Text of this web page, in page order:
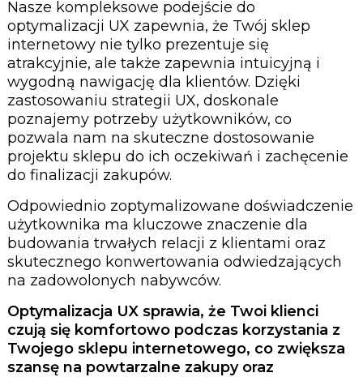
Nasze kompleksowe podejście do
optymalizacji UX zapewnia, że Twój sklep
internetowy nie tylko prezentuje się
atrakcyjnie, ale także zapewnia intuicyjną i
wygodną nawigację dla klientów. Dzięki
zastosowaniu strategii UX, doskonale
poznajemy potrzeby użytkowników, co
pozwala nam na skuteczne dostosowanie
projektu sklepu do ich oczekiwań i zachęcenie
do finalizacji zakupów.
Odpowiednio zoptymalizowane doświadczenie
użytkownika ma kluczowe znaczenie dla
budowania trwałych relacji z klientami oraz
skutecznego konwertowania odwiedzających
na zadowolonych nabywców.
Optymalizacja UX sprawia, że Twoi klienci
czują się komfortowo podczas korzystania z
Twojego sklepu internetowego, co zwiększa
szansę na powtarzalne zakupy oraz